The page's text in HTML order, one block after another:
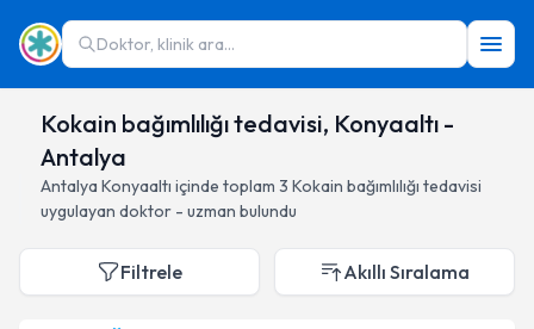
Doktor, klinik ara...
Kokain bağımlılığı tedavisi, Konyaaltı -
Antalya
Antalya Konyaaltı içinde toplam 3 Kokain bağımlılığı tedavisi
uygulayan doktor - uzman bulundu
Filtrele Akıllı Sıralama